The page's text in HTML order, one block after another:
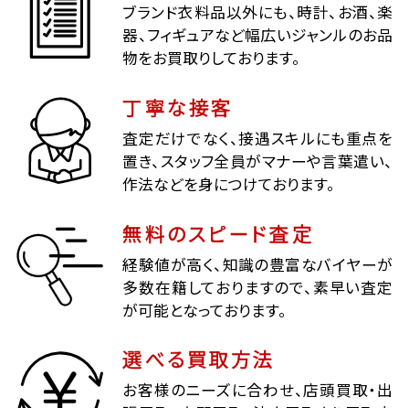
ブランド衣料品以外にも、時計、お酒、楽
器、フィギュアなど幅広いジャンルのお品
物をお買取りしております。
丁寧な接客
査定だけでなく、接遇スキルにも重点を
置き、スタッフ全員がマナーや言葉遣い、
作法などを身につけております。
無料のスピード査定
経験値が高く、知識の豊富なバイヤーが
多数在籍しておりますので、素早い査定
が可能となっております。
選べる買取方法
お客様のニーズに合わせ、店頭買取・出